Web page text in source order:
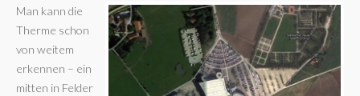
Man kann die
Therme schon
von weitem
erkennen – ein
mitten in Felder